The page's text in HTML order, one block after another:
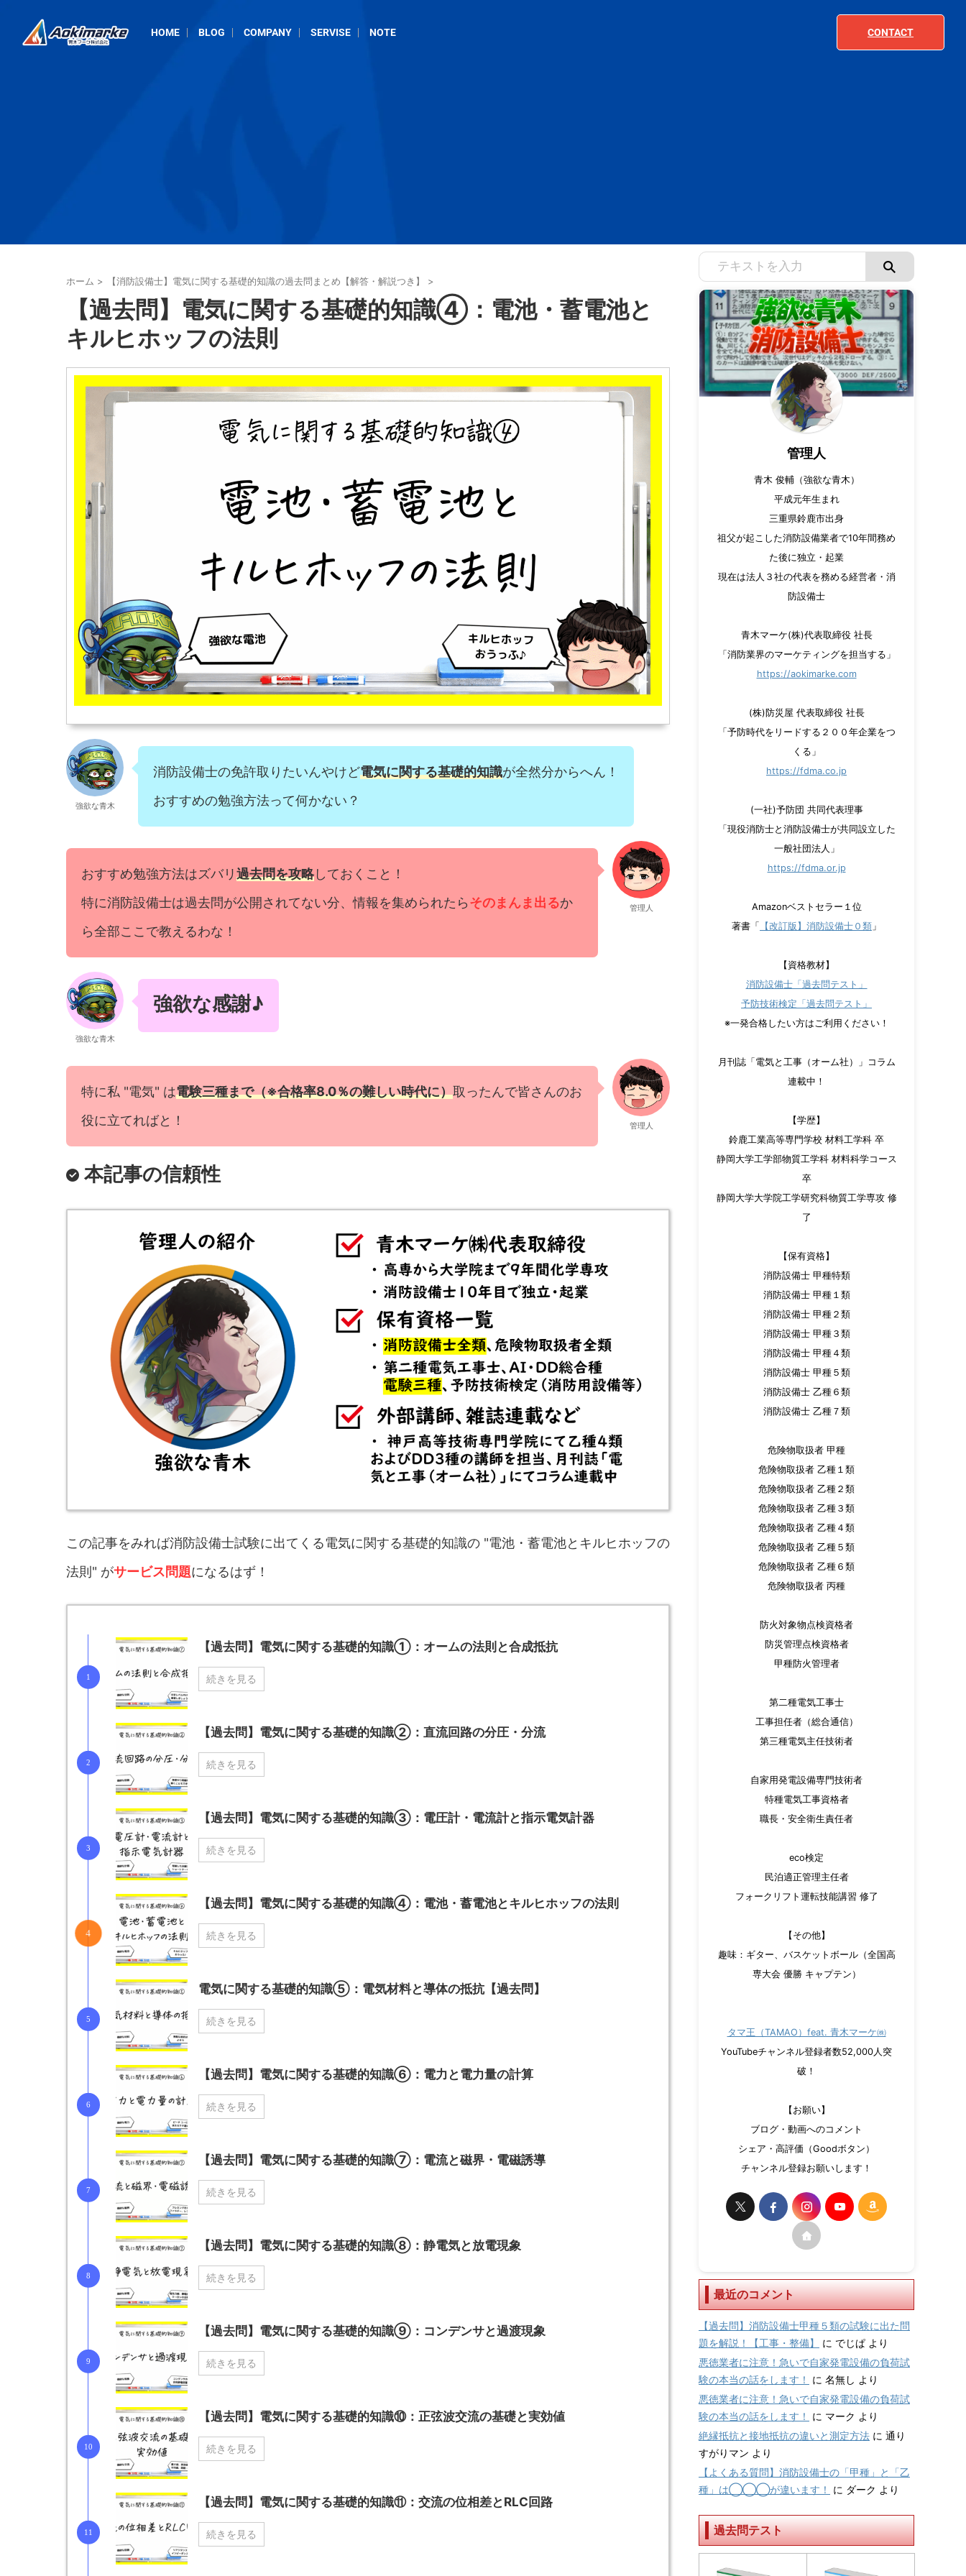
HOME BLOG COMPANY SERVISE NOTE CONTACT
ホーム > 【消防設備士】電気に関する基礎的知識の過去問まとめ【解答・解説つき】 >
【過去問】電気に関する基礎的知識④：電池・蓄電池と
キルヒホッフの法則
強欲な青木
消防設備士の免許取りたいんやけど電気に関する基礎的知識が全然分からへん！
おすすめの勉強方法って何かない？
おすすめ勉強方法はズバリ過去問を攻略しておくこと！
特に消防設備士は過去問が公開されてない分、情報を集められたらそのまんま出るか
ら全部ここで教えるわな！
管理人
強欲な青木
強欲な感謝♪
特に私 "電気" は電験三種まで（※合格率8.0％の難しい時代に）取ったんで皆さんのお
役に立てればと！
管理人
本記事の信頼性
この記事をみれば消防設備士試験に出てくる電気に関する基礎的知識の "電池・蓄電池とキルヒホッフの
法則" がサービス問題になるはず！
【過去問】電気に関する基礎的知識①：オームの法則と合成抵抗
続きを見る
【過去問】電気に関する基礎的知識②：直流回路の分圧・分流
続きを見る
【過去問】電気に関する基礎的知識③：電圧計・電流計と指示電気計器
続きを見る
【過去問】電気に関する基礎的知識④：電池・蓄電池とキルヒホッフの法則
続きを見る
電気に関する基礎的知識⑤：電気材料と導体の抵抗【過去問】
続きを見る
【過去問】電気に関する基礎的知識⑥：電力と電力量の計算
続きを見る
【過去問】電気に関する基礎的知識⑦：電流と磁界・電磁誘導
続きを見る
【過去問】電気に関する基礎的知識⑧：静電気と放電現象
続きを見る
【過去問】電気に関する基礎的知識⑨：コンデンサと過渡現象
続きを見る
【過去問】電気に関する基礎的知識⑩：正弦波交流の基礎と実効値
続きを見る
【過去問】電気に関する基礎的知識⑪：交流の位相差とRLC回路
続きを見る
管理人
青木 俊輔（強欲な青木）
平成元年生まれ
三重県鈴鹿市出身
祖父が起こした消防設備業者で10年間務め
た後に独立・起業
現在は法人３社の代表を務める経営者・消
防設備士
青木マーケ(株)代表取締役 社長
「消防業界のマーケティングを担当する」
https://aokimarke.com
(株)防災屋 代表取締役 社長
「予防時代をリードする２００年企業をつ
くる」
https://fdma.co.jp
(一社)予防団 共同代表理事
「現役消防士と消防設備士が共同設立した
一般社団法人」
https://fdma.or.jp
Amazonベストセラー１位
著書「
【改訂版】消防設備士０類 」
【資格教材】
消防設備士「過去問テスト」
予防技術検定「過去問テスト」
※一発合格したい方はご利用ください！
月刊誌「電気と工事（オーム社）」コラム
連載中！
【学歴】
鈴鹿工業高等専門学校 材料工学科 卒
静岡大学工学部物質工学科 材料科学コース
卒
静岡大学大学院工学研究科物質工学専攻 修
了
【保有資格】
消防設備士 甲種特類
消防設備士 甲種１類
消防設備士 甲種２類
消防設備士 甲種３類
消防設備士 甲種４類
消防設備士 甲種５類
消防設備士 乙種６類
消防設備士 乙種７類
危険物取扱者 甲種
危険物取扱者 乙種１類
危険物取扱者 乙種２類
危険物取扱者 乙種３類
危険物取扱者 乙種４類
危険物取扱者 乙種５類
危険物取扱者 乙種６類
危険物取扱者 丙種
防火対象物点検資格者
防災管理点検資格者
甲種防火管理者
第二種電気工事士
工事担任者（総合通信）
第三種電気主任技術者
自家用発電設備専門技術者
特種電気工事資格者
職長・安全衛生責任者
eco検定
民泊適正管理主任者
フォークリフト運転技能講習 修了
【その他】
趣味：ギター、バスケットボール（全国高
専大会 優勝 キャプテン）
タマ王（TAMAO）feat. 青木マーケ㈱
YouTubeチャンネル登録者数52,000人突
破！
【お願い】
ブログ・動画へのコメント
シェア・高評価（Goodボタン）
チャンネル登録お願いします！
最近のコメント
【過去問】消防設備士甲種５類の試験に出た問
題を解説！【工事・整備】
に でじぱ より
悪徳業者に注意！急いで自家発電設備の負荷試
験の本当の話をします！
に 名無し より
悪徳業者に注意！急いで自家発電設備の負荷試
験の本当の話をします！
に マーク より
絶縁抵抗と接地抵抗の違いと測定方法 に 通り
すがりマン より
【よくある質問】消防設備士の「甲種」と「乙
種」は◯◯◯が違います！
に ダーク より
過去問テスト